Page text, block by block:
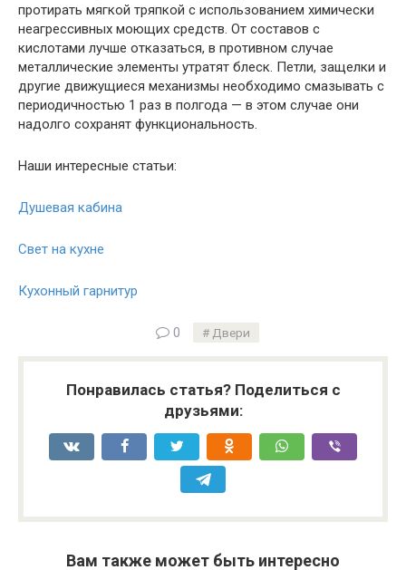
протирать мягкой тряпкой с использованием химически
неагрессивных моющих средств. От составов с
кислотами лучше отказаться, в противном случае
металлические элементы утратят блеск. Петли, защелки и
другие движущиеся механизмы необходимо смазывать с
периодичностью 1 раз в полгода — в этом случае они
надолго сохранят функциональность.
Наши интересные статьи:
Душевая кабина
Свет на кухне
Кухонный гарнитур
0 Двери
Понравилась статья? Поделиться с
друзьями:
Вам также может быть интересно